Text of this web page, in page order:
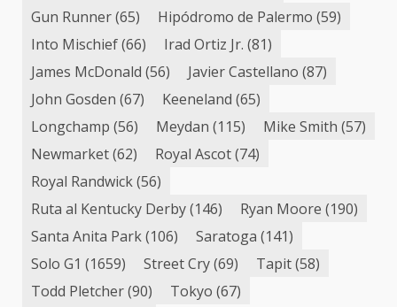
Gun Runner(65) Hipódromo de Palermo (59)
Into Mischief(66) Irad Ortiz Jr. (81)
James McDonald (56) Javier Castellano (87)
John Gosden (67) Keeneland (65)
Longchamp (56) Meydan (115) Mike Smith (57)
Newmarket(62) Royal Ascot(74)
Royal Randwick(56)
Ruta al Kentucky Derby(146) Ryan Moore (190)
Santa Anita Park(106) Saratoga (141)
Solo G1 (1659) Street Cry(69) Tapit(58)
Todd Pletcher(90) Tokyo (67)